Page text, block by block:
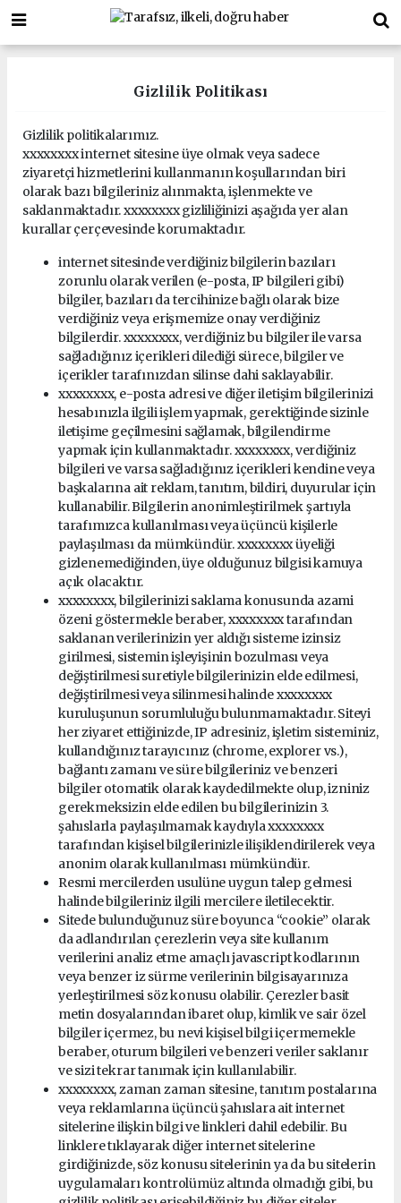
Gizlilik Politikası
Gizlilik politikalarımız.
xxxxxxxx internet sitesine üye olmak veya sadece
ziyaretçi hizmetlerini kullanmanın koşullarından biri
olarak bazı bilgileriniz alınmakta, işlenmekte ve
saklanmaktadır. xxxxxxxx gizliliğinizi aşağıda yer alan
kurallar çerçevesinde korumaktadır.
internet sitesinde verdiğiniz bilgilerin bazıları
zorunlu olarak verilen (e-posta, IP bilgileri gibi)
bilgiler, bazıları da tercihinize bağlı olarak bize
verdiğiniz veya erişmemize onay verdiğiniz
bilgilerdir. xxxxxxxx, verdiğiniz bu bilgiler ile varsa
sağladığınız içerikleri dilediği sürece, bilgiler ve
içerikler tarafınızdan silinse dahi saklayabilir.
xxxxxxxx, e-posta adresi ve diğer iletişim bilgilerinizi
hesabınızla ilgili işlem yapmak, gerektiğinde sizinle
iletişime geçilmesini sağlamak, bilgilendirme
yapmak için kullanmaktadır. xxxxxxxx, verdiğiniz
bilgileri ve varsa sağladığınız içerikleri kendine veya
başkalarına ait reklam, tanıtım, bildiri, duyurular için
kullanabilir. Bilgilerin anonimleştirilmek şartıyla
tarafımızca kullanılması veya üçüncü kişilerle
paylaşılması da mümkündür. xxxxxxxx üyeliği
gizlenemediğinden, üye olduğunuz bilgisi kamuya
açık olacaktır.
xxxxxxxx, bilgilerinizi saklama konusunda azami
özeni göstermekle beraber, xxxxxxxx tarafından
saklanan verilerinizin yer aldığı sisteme izinsiz
girilmesi, sistemin işleyişinin bozulması veya
değiştirilmesi suretiyle bilgilerinizin elde edilmesi,
değiştirilmesi veya silinmesi halinde xxxxxxxx
kuruluşunun sorumluluğu bulunmamaktadır. Siteyi
her ziyaret ettiğinizde, IP adresiniz, işletim sisteminiz,
kullandığınız tarayıcınız (chrome, explorer vs.),
bağlantı zamanı ve süre bilgileriniz ve benzeri
bilgiler otomatik olarak kaydedilmekte olup, izniniz
gerekmeksizin elde edilen bu bilgilerinizin 3.
şahıslarla paylaşılmamak kaydıyla xxxxxxxx
tarafından kişisel bilgilerinizle ilişiklendirilerek veya
anonim olarak kullanılması mümkündür.
Resmi mercilerden usulüne uygun talep gelmesi
halinde bilgileriniz ilgili mercilere iletilecektir.
Sitede bulunduğunuz süre boyunca “cookie” olarak
da adlandırılan çerezlerin veya site kullanım
verilerini analiz etme amaçlı javascript kodlarının
veya benzer iz sürme verilerinin bilgisayarınıza
yerleştirilmesi söz konusu olabilir. Çerezler basit
metin dosyalarından ibaret olup, kimlik ve sair özel
bilgiler içermez, bu nevi kişisel bilgi içermemekle
beraber, oturum bilgileri ve benzeri veriler saklanır
ve sizi tekrar tanımak için kullanılabilir.
xxxxxxxx, zaman zaman sitesine, tanıtım postalarına
veya reklamlarına üçüncü şahıslara ait internet
sitelerine ilişkin bilgi ve linkleri dahil edebilir. Bu
linklere tıklayarak diğer internet sitelerine
girdiğinizde, söz konusu sitelerinin ya da bu sitelerin
uygulamaları kontrolümüz altında olmadığı gibi, bu